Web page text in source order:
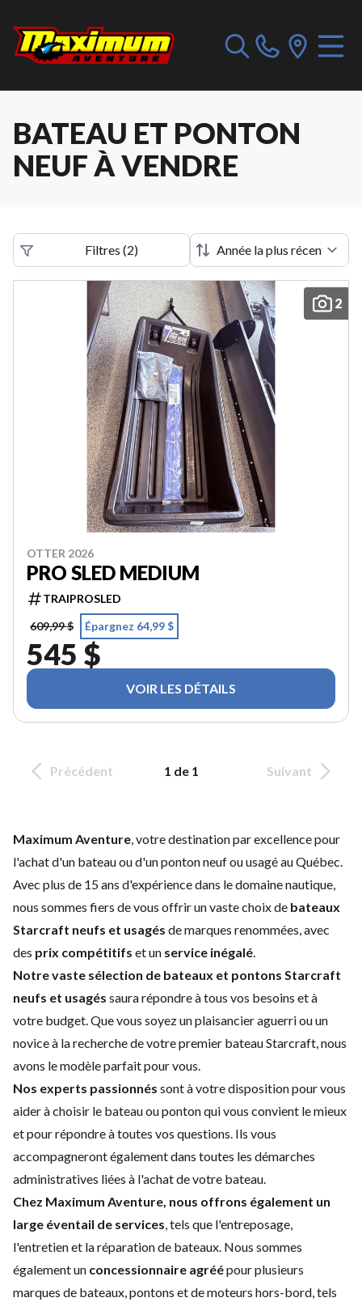
BATEAU ET PONTON
NEUF À VENDRE
Filtres (2)
2
OTTER 2026
PRO SLED MEDIUM
TRAIPROSLED
609,99 $
Épargnez 64,99 $
545 $
VOIR LES DÉTAILS
Précédent 1 de 1 Suivant
Maximum Aventure , votre destination par excellence pour
l'achat d'un bateau ou d'un ponton neuf ou usagé au Québec.
Avec plus de 15 ans d'expérience dans le domaine nautique,
nous sommes fiers de vous offrir un vaste choix de bateaux
Starcraft neufs et usagés de marques renommées, avec
des prix compétitifs et un service inégalé
Notre vaste sélection de bateaux et pontons Starcraft
neufs et usagés saura répondre à tous vos besoins et à
votre budget. Que vous soyez un plaisancier aguerri ou un
novice à la recherche de votre premier bateau Starcraft, nous
avons le modèle parfait pour vous.
Nos experts passionnés sont à votre disposition pour vous
aider à choisir le bateau ou ponton qui vous convient le mieux
et pour répondre à toutes vos questions. Ils vous
accompagneront également dans toutes les démarches
administratives liées à l'achat de votre bateau.
Chez Maximum Aventure, nous offrons également un
large éventail de services , tels que l'entreposage,
l'entretien et la réparation de bateaux. Nous sommes
également un concessionnaire agréépour plusieurs
marques de bateaux, pontons et de moteurs hors-bord, tels